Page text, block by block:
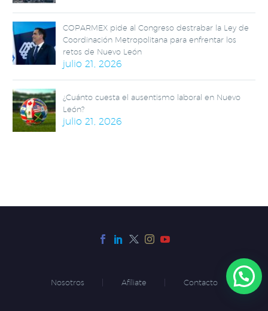
COPARMEX pide al Congreso destrabar la Ley de
Coordinación Metropolitana para enfrentar los
retos de Nuevo León
julio 21, 2026
¿Cuánto cuesta el ausentismo laboral en Nuevo
León?
julio 21, 2026
Nosotros Afíliate Contacto